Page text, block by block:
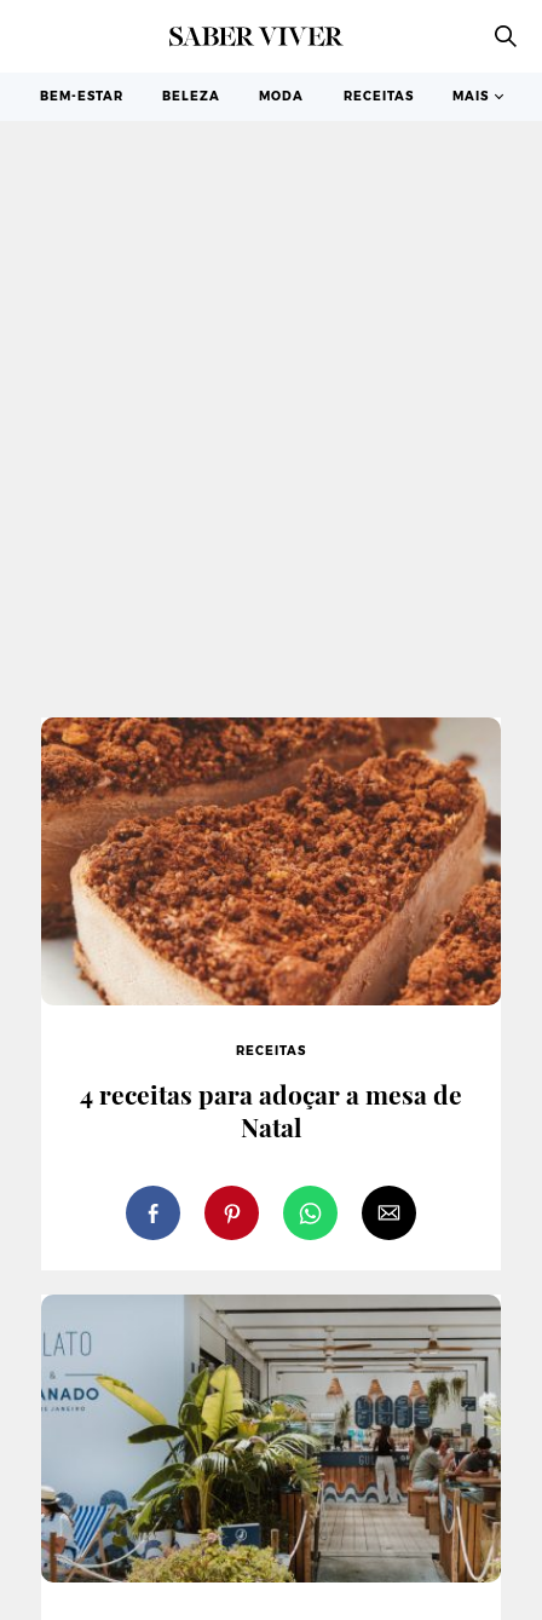
BEM-ESTAR BELEZA MODA RECEITAS MAIS
SOBREMESAS
RECEITAS
4 receitas para adoçar a mesa de
Natal